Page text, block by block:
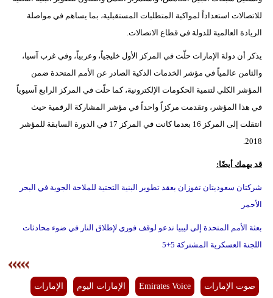
للاتصالات استعداداً لمواكبة المتطلبات المستقبلية، بما يساهم في مواصلة
الريادة العالمية للدولة في قطاع الاتصالات.
يذكر أن دولة الإمارات حلّت في المركز الأول خليجياً، وعربياً، وفي غرب آسيا،
والثامن عالمياً في مؤشر الخدمات الذكية الصادر عن الأمم المتحدة ضمن
المؤشر الكلي لتنمية الحكومات الإلكترونية، كما حلّت في المركز الرابع آسيوياً
في هذا المؤشر، وتقدمت مركزاً واحداً في مؤشر المشاركة الرقمية حيث
انتقلت إلى المركز 16 بعدما كانت في المركز 17 في الدورة السابقة للمؤشر
2018.
قد يهمك أيضًا:
شركتان سعوديتان تفوزان بعقد تطوير البنية التحتية للملاحة الجوية في البحر
الأحمر
بعثة الأمم المتحدة إلى ليبيا تدعو لوقف فوري لإطلاق النار في ضوء محادثات
اللجنة العسكرية المشتركة 5+5
صوت الإمارات Emirates Voice الإمارات اليوم الإمارات